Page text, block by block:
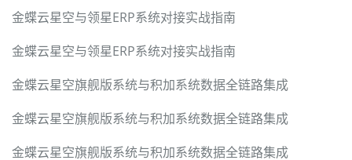
金蝶云星空与领星ERP系统对接实战指南
金蝶云星空与领星ERP系统对接实战指南
金蝶云星空旗舰版系统与积加系统数据全链路集成
金蝶云星空旗舰版系统与积加系统数据全链路集成
金蝶云星空旗舰版系统与积加系统数据全链路集成